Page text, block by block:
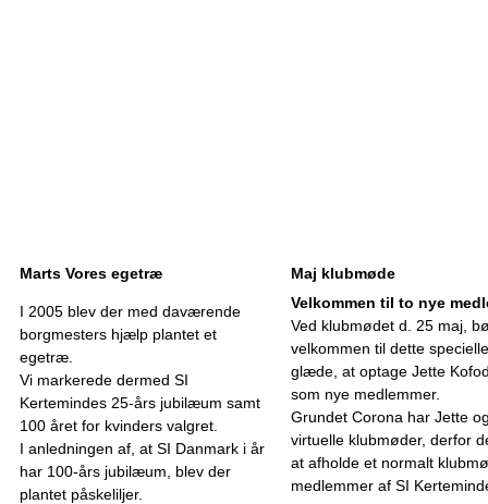
Marts Vores egetræ Maj klubmøde
I 2005 blev der med daværende
borgmesters hjælp plantet et
egetræ.
Vi markerede dermed SI
Kertemindes 25-års jubilæum samt
100 året for kvinders valgret.
I anledningen af, at SI Danmark i år
har 100-års jubilæum, blev der
plantet påskeliljer.
Velkommen til to nye
Ved klubmødet d. 25 maj,
velkommen til dette
glæde, at optage Jette
som nye medlemmer.
Grundet Corona har Jette
virtuelle klubmøder, derfor
at afholde et normalt
medlemmer af SI